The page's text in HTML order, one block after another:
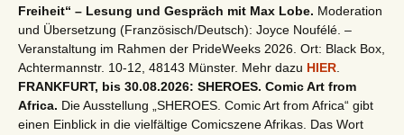
Freiheit“ – Lesung und Gespräch mit Max Lobe. Moderation
und Übersetzung (Französisch/Deutsch): Joyce Noufélé. –
Veranstaltung im Rahmen der PrideWeeks 2026. Ort: Black Box,
Achtermannstr. 10-12, 48143 Münster. Mehr dazu HIER
FRANKFURT, bis 30.08.2026: SHEROES. Comic Art from
Africa. Die Ausstellung „SHEROES. Comic Art from Africa“ gibt
einen Einblick in die vielfältige Comicszene Afrikas. Das Wort